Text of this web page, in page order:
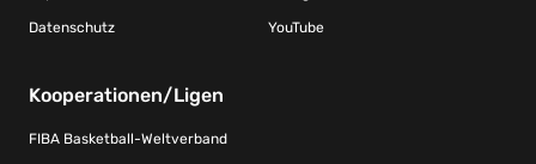
Datenschutz YouTube
Kooperationen/Ligen
FIBA Basketball-Weltverband